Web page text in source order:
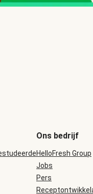
Ons bedrijf
HelloFresh Group
Jobs
Pers